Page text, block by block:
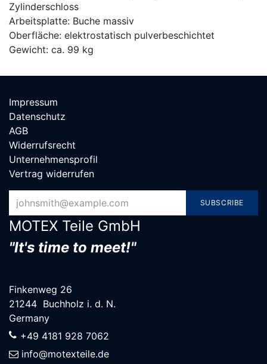
Zylinderschloss
Arbeitsplatte: Buche massiv
Oberfläche: elektrostatisch pulverbeschichtet
Gewicht: ca. 99 kg
Impressum
Datenschutz
AGB
Widerrufsrecht
Unternehmensprofil
Vertrag widerrufen
SUBSCRIBE
MOTEX Teile G​mbH
"It's time to meet!"
Finkenweg 26
21244 Buchholz i. d. N.
Germany
+49 4181 928 7062
info@motexteile.de